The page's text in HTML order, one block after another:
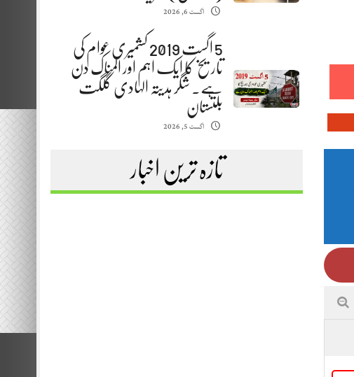
اگست 6, 2026
5 اگست 2019 کشمیری عوام کی
تاریخ کا ایک اہم اور المناک دن
ہے. شگر ہدیتہ الہادی گلگت
بلتستان
اگست 5, 2026
تازہ ترین اخبار